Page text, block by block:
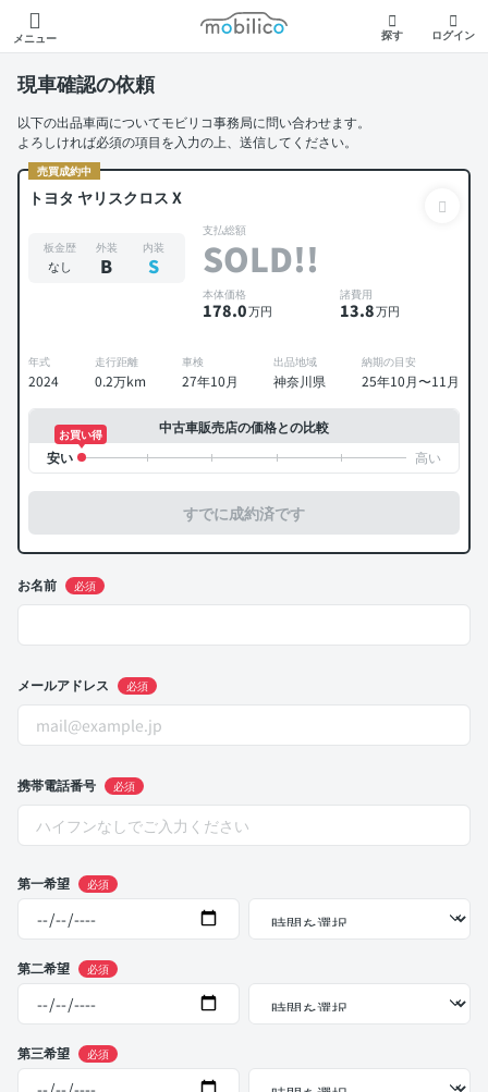
メニュー
モビリコ
探す ログイン
現車確認の依頼
以下の出品車両についてモビリコ事務局に問い合わせます。
よろしければ必須の項目を入力の上、送信してください。
売買成約中
トヨタ ヤリスクロス X
板金歴
なし
外装
B
内装
S
支払総額
SOLD!!
本体価格
178.0万円
諸費用
13.8万円
年式
2024
走行距離
0.2万km
車検
27年10月
出品地域
神奈川県
納期の目安
25年10月〜11月
中古車販売店の価格との比較
お買い得
すでに成約済です
お名前 必須
メールアドレス 必須
携帯電話番号 必須
第一希望 必須
第二希望 必須
第三希望 必須